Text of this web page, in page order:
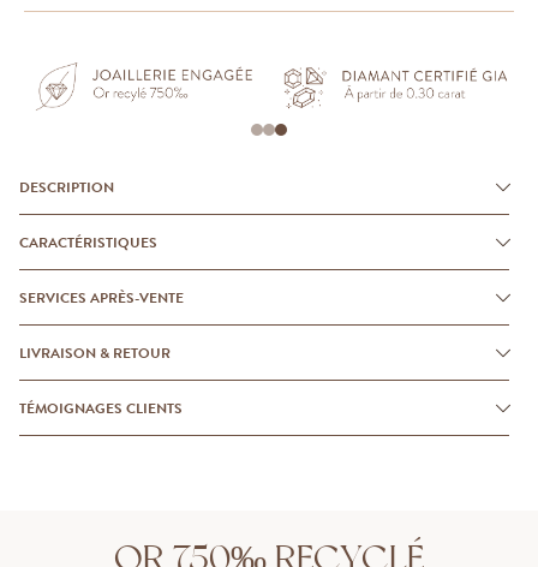
DESCRIPTION
CARACTÉRISTIQUES
SERVICES APRÈS-VENTE
LIVRAISON & RETOUR
TÉMOIGNAGES CLIENTS